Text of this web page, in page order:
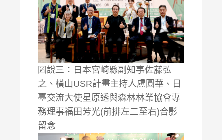
圖說三：日本宮崎縣副知事佐藤弘
之、橫山USR計畫主持人盧圓華、日
臺交流大使星原透與森林林業協會專
務理事福田芳光(前排左二至右)合影
留念